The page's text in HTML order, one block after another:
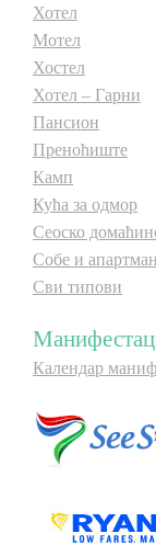
Хотел
Мотел
Хостел
Хотел – Гарни
Пансион
Преноћиште
Камп
Кућа за одмор
Сеоско
Собе и
Сви типови
Календар